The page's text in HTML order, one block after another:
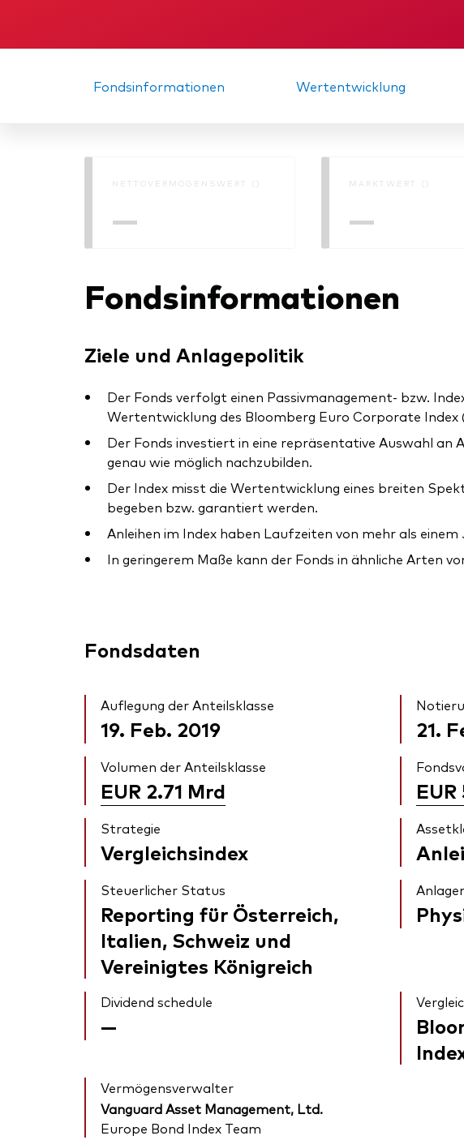
Fondsinformationen Wertentwicklung
NETTOVERMÖGENSWERT ()
—
MARKTWERT ()
—
Fondsinformationen
Ziele und Anlagepolitik
Der Fonds verfolgt einen Passivmanagement- bzw.
Wertentwicklung des Bloomberg Euro Corporate Index
Der Fonds investiert in eine repräsentative Auswahl an
genau wie möglich nachzubilden.
Der Index misst die Wertentwicklung eines breiten
begeben bzw. garantiert werden.
Anleihen im Index haben Laufzeiten von mehr als
In geringerem Maße kann der Fonds in ähnliche Arten
Fondsdaten
Auflegung der Anteilsklasse
19. Feb. 2019 21.
Volumen der Anteilsklasse
EUR 2.71 Mrd EUR
Strategie
Vergleichsindex
Steuerlicher Status
Reporting für Österreich,
Italien, Schweiz und
Vereinigtes Königreich
Dividend schedule
—
Vermögensverwalter
Vanguard Asset Management, Ltd.
Europe Bond Index Team